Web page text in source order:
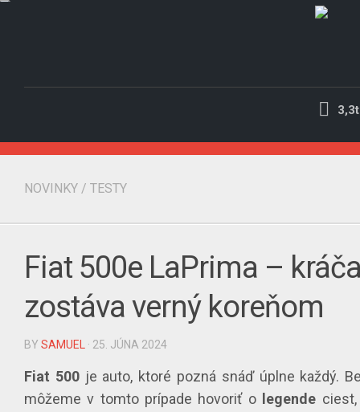
3,3t
NOVINKY / TESTY
Fiat 500e LaPrima –
zostáva verný koreňom
BY SAMUEL · 25. JÚNA 2024
Fiat 500je auto, ktoré pozná snáď úplne každý.
môžeme v tomto prípade hovoriť o
legende